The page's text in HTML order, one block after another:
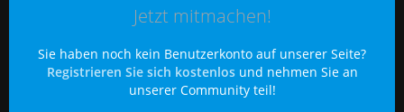
Jetzt mitmachen!
Sie haben noch kein Benutzerkonto auf unserer Seite?
Registrieren Sie sich kostenlosund nehmen Sie an
unserer Community teil!